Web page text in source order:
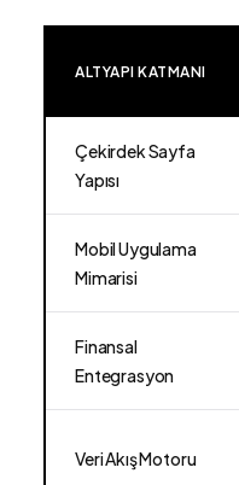
ALTYAPI KATMANI
Çekirdek Sayfa
Yapısı
Mobil Uygulama
Mimarisi
Finansal
Entegrasyon
Veri Akış Motoru